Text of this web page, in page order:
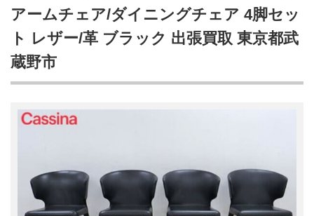
アームチェア/ダイニングチェア 4脚セッ
ト レザー/革 ブラック 出張買取 東京都武
蔵野市